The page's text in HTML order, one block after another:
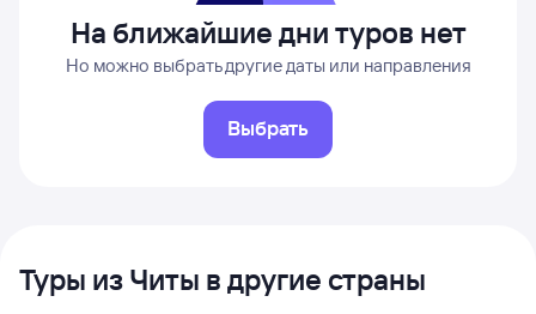
На ближайшие дни туров нет
Но можно выбрать другие даты или направления
Выбрать
Туры из Читы в другие страны